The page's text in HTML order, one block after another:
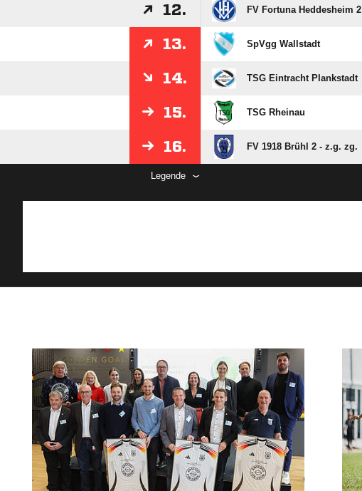
12. FV Fortuna Heddesheim 2
13. SpVgg Wallstadt
14. TSG Eintracht Plankstadt
15. TSG Rheinau
16. FV 1918 Brühl 2 - z.g. zg.
Legende